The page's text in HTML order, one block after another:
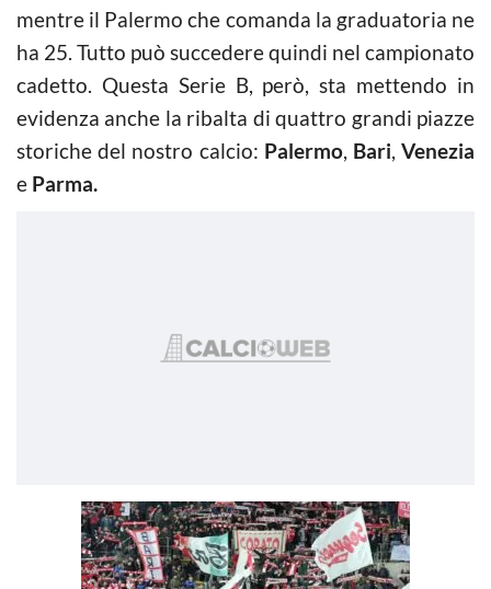
mentre il Palermo che comanda la graduatoria ne
ha 25. Tutto può succedere quindi nel campionato
cadetto. Questa Serie B, però, sta mettendo in
evidenza anche la ribalta di quattro grandi piazze
storiche del nostro calcio: Palermo, Bari,Venezia
e Parma.